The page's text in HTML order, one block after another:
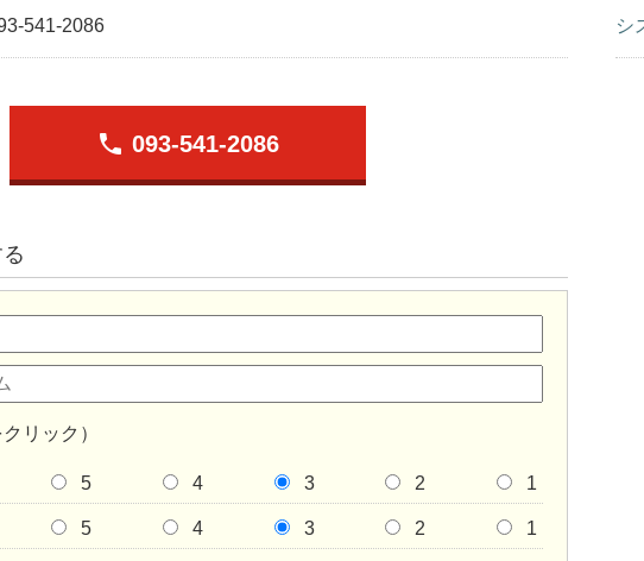
541-2086
phone 093-541-2086
リック）
5 4 3 2 1
5 4 3 2 1
シ